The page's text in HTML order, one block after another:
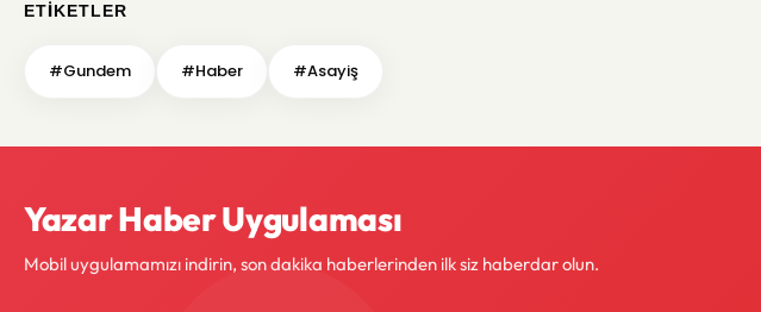
ETIKETLER
#Gundem #Haber #Asayiş
Yazar Haber Uygulaması
Mobil uygulamamızı indirin, son dakika haberlerinden ilk siz haberdar olun.